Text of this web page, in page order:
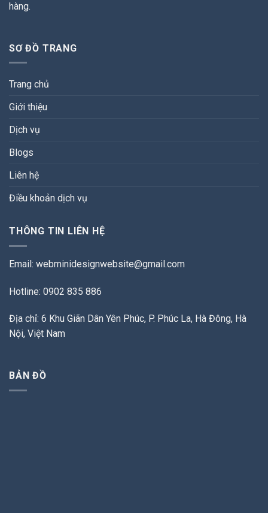
hàng.
SƠ ĐỒ TRANG
Trang chủ
Giới thiệu
Dịch vụ
Blogs
Liên hệ
Điều khoản dịch vụ
THÔNG TIN LIÊN HỆ
Email: webminidesignwebsite@gmail.com
Hotline: 0902 835 886
Địa chỉ: 6 Khu Giãn Dân Yên Phúc, P. Phúc La, Hà Đông, Hà
Nội, Việt Nam
BẢN ĐỒ